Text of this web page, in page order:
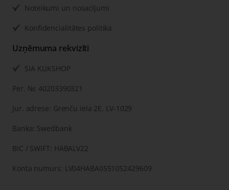
Noteikumi un nosacījumi
Konfidencialitātes politika
Uzņēmuma rekvizīti
SIA KLIKSHOP
Рег. №: 40203390321
Jur. adrese: Grenču iela 2E, LV-1029
Banka: Swedbank
BIC / SWIFT: HABALV22
Konta numurs: LV04HABA0551052429609